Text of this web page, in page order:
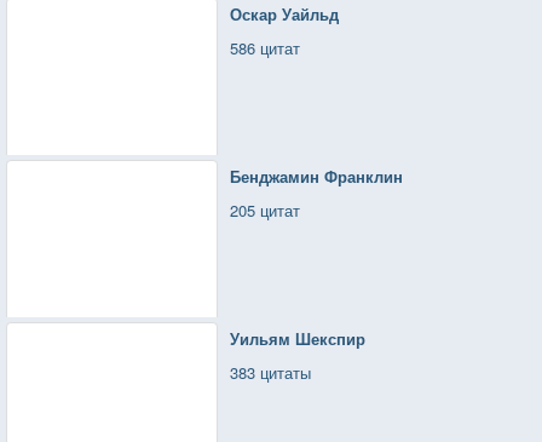
Оскар Уайльд
586 цитат
Бенджамин Франклин
205 цитат
Уильям Шекспир
383 цитаты